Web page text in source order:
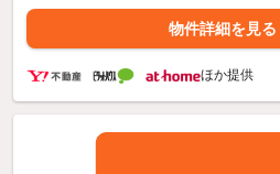
物件詳細を見る
ほか提供